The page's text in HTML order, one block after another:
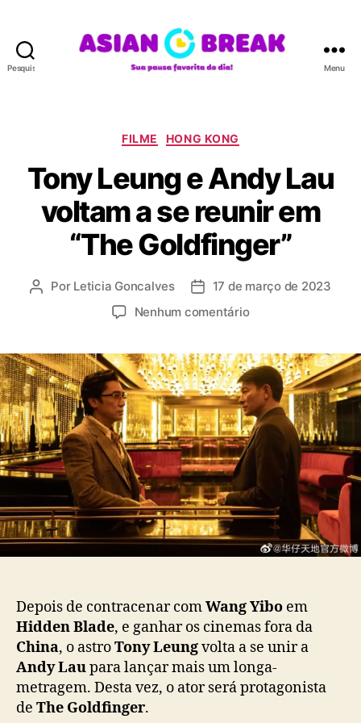
Pesquisar
A
B
R
E
A
K
Menu
C
t
e
g
o
r
i
FILME HONG KONG
Tony Leung e Andy Lau
voltam a se reunir em
“The Goldfinger”
A
r
d
o
p
o
s
t
Por Leticia Goncalves
D
d
e
p
u
b
l
i
c
a
ç
ã
o
17 de março de 2023
Nenhum comentárioe
o
n
y
L
e
u
g
e
n
d
a
u
v
o
l
Depois de contracenar comWang Yibo em
Hidden Blade, e ganhar os cinemas fora da
China, o astroTony Leungvolta a se unir a
Andy Laupara lançar mais um longa-
metragem. Desta vez, o ator será protagonista
de The Goldfinger.